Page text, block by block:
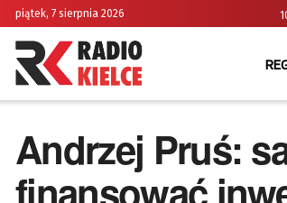
piątek, 7 sierpnia 2026
Andrzej Pruś:
finansować